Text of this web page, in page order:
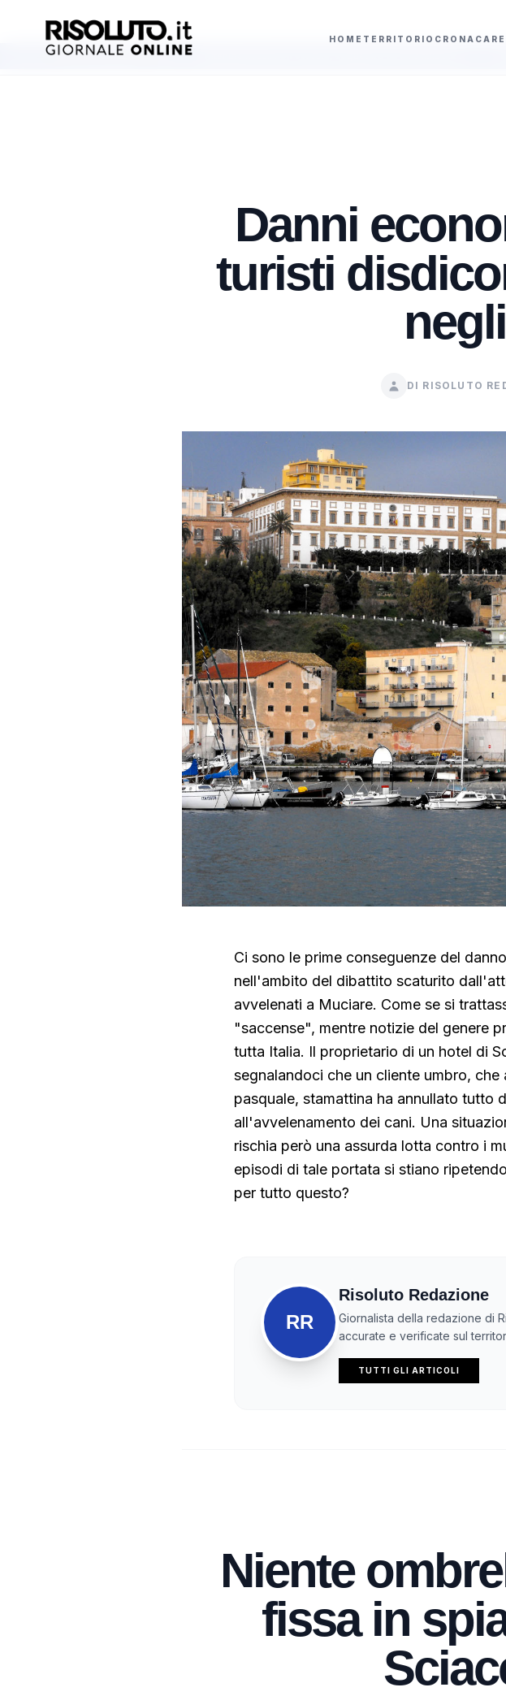
HOME TERRITORIO CRONACA
AGGIORNAMENTI
Ritenute fiscali non versate, sequestro da 700 mila euro
Danni
turisti
DI RISOLUTO
Ci sono le prime conseguenze del
nell'ambito del dibattito scaturito
avvelenati a Muciare. Come se si
"saccense", mentre notizie del genere
tutta Italia. Il proprietario di un hotel di
segnalandoci che un cliente umbro,
pasquale, stamattina ha annullato tutto
all'avvelenamento dei cani. Una
rischia però una assurda lotta contro i
episodi di tale portata si stiano
per tutto questo?
RR
Risoluto Redazione
Giornalista della redazione di
accurate e verificate sul
TUTTI GLI ARTICOLI
Niente
fissa in